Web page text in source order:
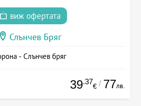
виж офертата
Слънчев Бряг
- Слънчев бряг
39.37
€ / 77лв.